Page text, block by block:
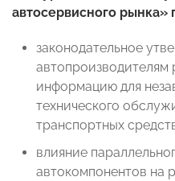
автосервисного рынка»
законодательное
автопроизводителям
информацию для
технического
транспортных
влияние
автокомпонентов на